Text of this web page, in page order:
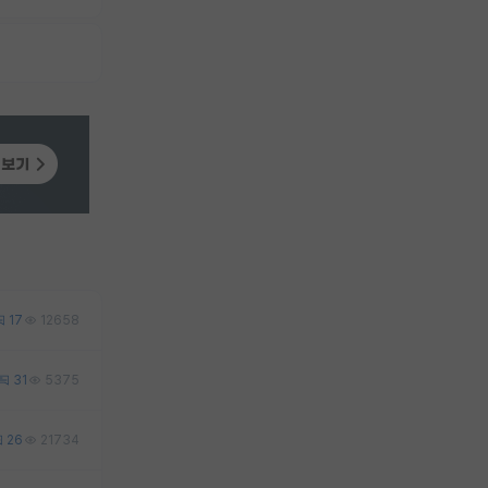
17 12658
31 5375
26 21734